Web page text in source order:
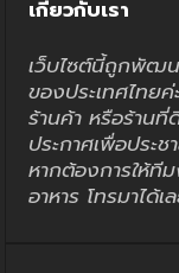
เกี่ยวกับเรา
เว็บไซต์นี้ถูกพัฒ
ของประเทศไทย
ร้านค้า หรือร้านที่
ประกาศเพื่อประ
หากต้องการให้ที
อาหาร โทรมาได้